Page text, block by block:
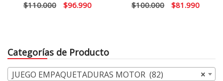
$110.000
El
$110.000.
$96.990El
$96.990.
$100.000
El
$81.990El
Categorías de Producto
×
JUEGO EMPAQUETADURAS MOTOR (82)